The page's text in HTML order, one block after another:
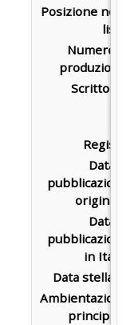
Posizione
Numero
Scritto
Data
Data
in
Data